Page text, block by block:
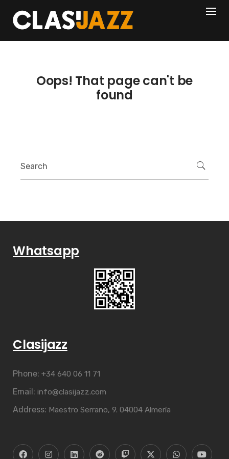
content
404
Oops! That page can't be
found
Whatsapp
Clasijazz
Phone: +34 640 06 11 71
Email: info@clasijazz.com
Address: Maestro Serrano, 9. 04004 Almería